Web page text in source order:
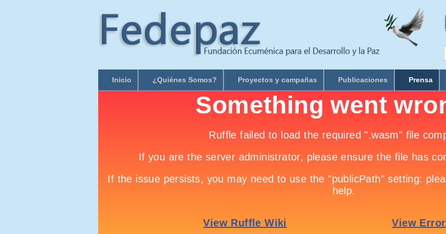
Inicio ¿Quiénes Somos? Proyectos y campañas Publicaciones Prensa